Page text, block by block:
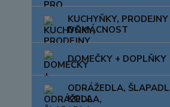
KUCHYŇKY,
DOMÁCNOST
DOMEČKY + DOPLŇKY
ODRÁŽEDLA,
KOLA